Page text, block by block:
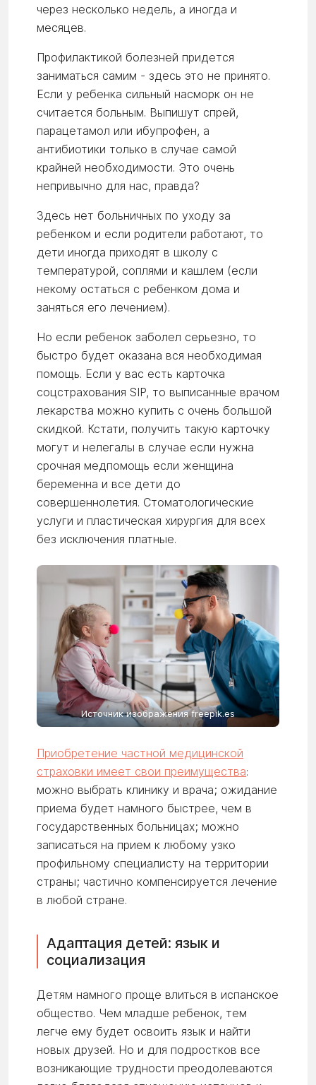
через несколько недель, а иногда и
месяцев.
Профилактикой болезней придется
заниматься самим - здесь это не принято.
Если у ребенка сильный насморк он не
считается больным. Выпишут спрей,
парацетамол или ибупрофен, а
антибиотики только в случае самой
крайней необходимости. Это очень
непривычно для нас, правда?
Здесь нет больничных по уходу за
ребенком и если родители работают, то
дети иногда приходят в школу с
температурой, соплями и кашлем (если
некому остаться с ребенком дома и
заняться его лечением).
Но если ребенок заболел серьезно, то
быстро будет оказана вся необходимая
помощь. Если у вас есть карточка
соцстрахования SIP, то выписанные врачом
лекарства можно купить с очень большой
скидкой. Кстати, получить такую карточку
могут и нелегалы в случае если нужна
срочная медпомощь если женщина
беременна и все дети до
совершеннолетия. Стоматологические
услуги и пластическая хирургия для всех
без исключения платные.
Источник изображения freepik.es
Приобретение частной медицинской
страховки имеет свои преимущества:
можно выбрать клинику и врача; ожидание
приема будет намного быстрее, чем в
государственных больницах; можно
записаться на прием к любому узко
профильному специалисту на территории
страны; частично компенсируется лечение
в любой стране.
Адаптация детей: язык и
социализация
Детям намного проще влиться в испанское
общество. Чем младше ребенок, тем
легче ему будет освоить язык и найти
новых друзей. Но и для подростков все
возникающие трудности преодолеваются